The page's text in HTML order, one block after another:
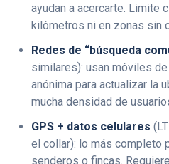
ayudan a acercarte. Limite
kilómetros ni en zonas sin
Redes de “búsqueda
similares): usan móviles
anónima para actualizar la
mucha densidad de
GPS + datos celulares
el collar): lo más completo
senderos o fincas. Requiere